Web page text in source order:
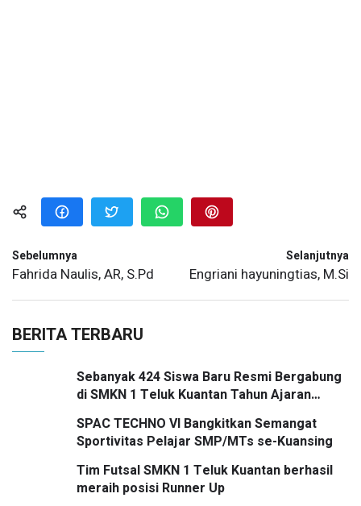
Sebelumnya
Fahrida Naulis, AR, S.Pd
Selanjutnya
Engriani hayuningtias, M.Si
BERITA TERBARU
Sebanyak 424 Siswa Baru Resmi Bergabung
di SMKN 1 Teluk Kuantan Tahun Ajaran
SPAC TECHNO VI Bangkitkan Semangat
Sportivitas Pelajar SMP/MTs se-Kuansing
Tim Futsal SMKN 1 Teluk Kuantan berhasil
meraih posisi Runner Up